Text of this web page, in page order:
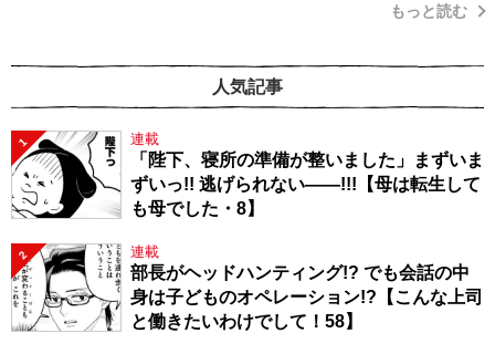
もっと読む
人気記事
1 連載
「陛下、寝所の準備が整いました」まずいま
ずいっ!! 逃げられない――!!!【母は転生して
も母でした・8】
2 連載
部長がヘッドハンティング!? でも会話の中
身は子どものオペレーション!?【こんな上司
と働きたいわけでして！58】